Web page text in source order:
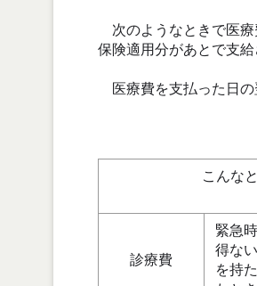
次のようなときで医療
保険適用分があとで支
医療費を支払った日の
こんな
診療費
緊急
得な
を持